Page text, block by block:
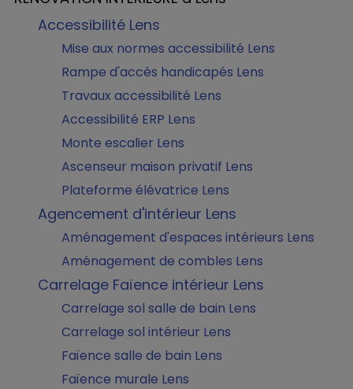
Accessibilité Lens
Mise aux normes accessibilité Lens
Rampe d'accès handicapés Lens
Travaux accessibilité Lens
Accessibilité ERP Lens
Monte escalier Lens
Ascenseur maison privatif Lens
Plateforme élévatrice Lens
Agencement d'intérieur Lens
Aménagement d'espaces intérieurs Lens
Aménagement de combles Lens
Carrelage Faïence intérieur Lens
Carrelage sol salle de bain Lens
Carrelage sol intérieur Lens
Faïence salle de bain Lens
Faïence murale Lens